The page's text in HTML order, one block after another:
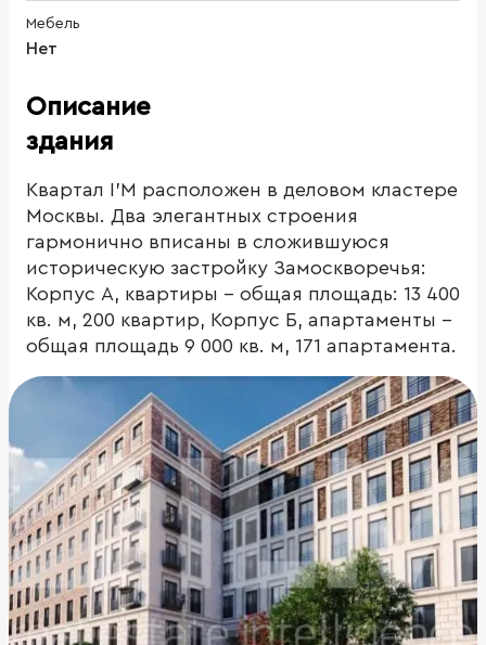
Мебель
Нет
Описание
здания
Квартал I’M расположен в деловом кластере
Москвы. Два элегантных строения
гармонично вписаны в сложившуюся
историческую застройку Замоскворечья:
Корпус А, квартиры - общая площадь: 13 400
кв. м, 200 квартир, Корпус Б, апартаменты -
общая площадь 9 000 кв. м, 171 апартамента.